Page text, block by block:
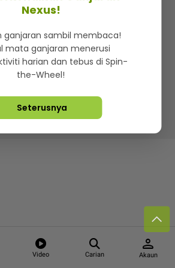
Video Carian
person
Akaun
Iklan di SMG360
& Syarat Dasar Privasi
Lebih hot, viral dan sensasi
©2026. Star Media Group Berhad
Nexus!
ganjaran sambil membaca!
mata ganjaran menerusi
harian dan tebus di Spin-
the-Wheel!
Seterusnya